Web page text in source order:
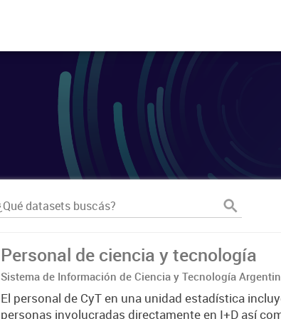
Personal de ciencia y tecnología
Sistema de Información de Ciencia y Tecnología
El personal de CyT en una unidad estadística
personas involucradas directamente en I+D así